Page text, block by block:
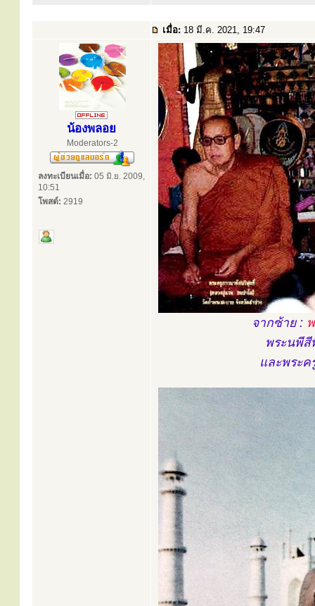
เมื่อ: 18 มี.ค. 2021, 19:47
น้องพลอย
Moderators-2
ลงทะเบียนเมื่อ: 05 มิ.ย. 2009,
10:51
โพสต์: 2919
จากซ้าย :
พระนพี
และพระ